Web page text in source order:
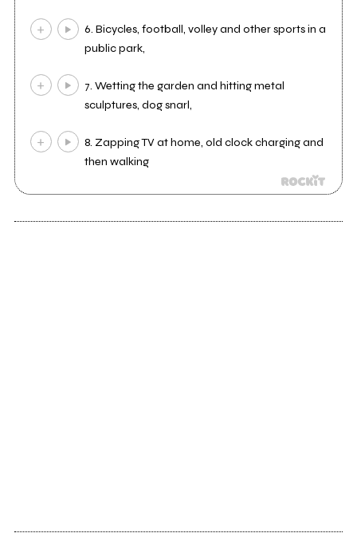
6. Bicycles, football, volley and other sports in a
public park,
7. Wetting the garden and hitting metal
sculptures, dog snarl,
8. Zapping TV at home, old clock charging and
then walking